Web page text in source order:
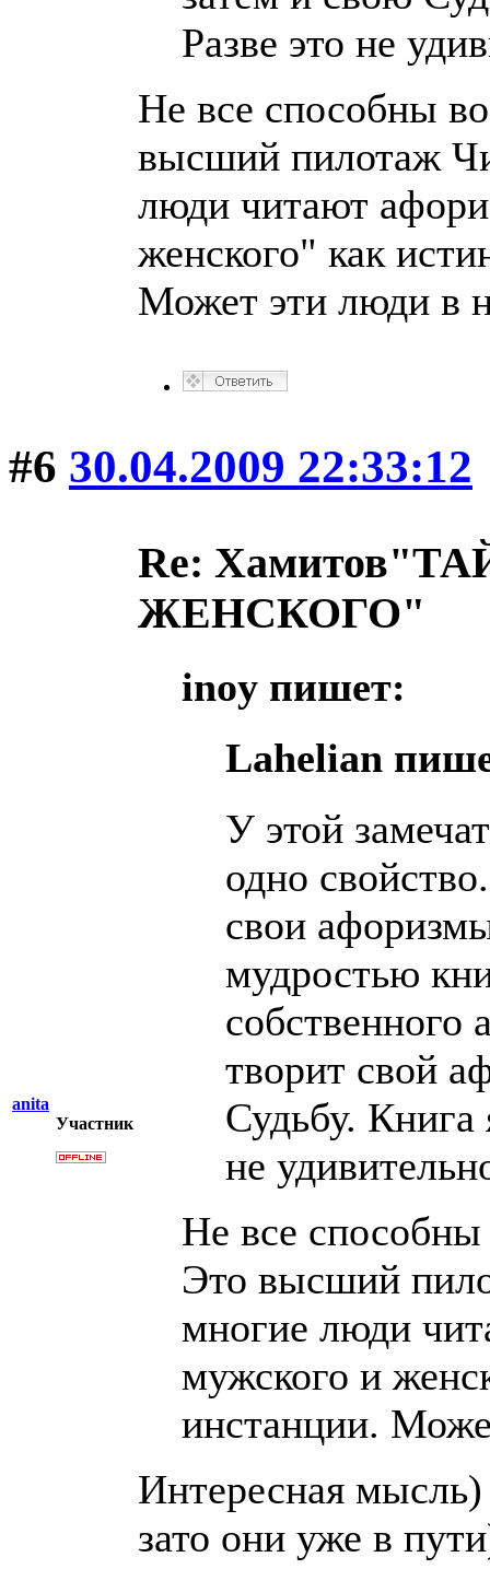
Разве это не
Не все способны
высший пилотаж
люди читают
женского" как
Может эти люди в
#6 30.04.2009 22:33:12
anita
Участник
Re:
ЖЕНСКОГО"
inoy пишет:
Lahelian
У этой
одно
свои
мудростью
собственного
творит свой
Судьбу. Книга
не
Не все
Это высший
многие люди
мужского и
инстанции.
Интересная
зато они уже в